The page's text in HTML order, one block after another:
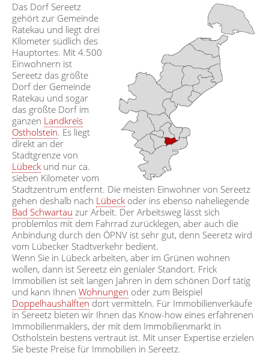
Das Dorf Sereetz
gehört zur Gemeinde
Ratekau und liegt drei
Kilometer südlich des
Hauptortes. Mit 4.500
Einwohnern ist
Sereetz das größte
Dorf der Gemeinde
Ratekau und sogar
das größte Dorf im
ganzen Landkreis
Ostholstein. Es liegt
direkt an der
Stadtgrenze von
Lübeck und nur ca.
sieben Kilometer vom
Stadtzentrum entfernt. Die meisten Einwohner von Sereetz
gehen deshalb nach Lübeck oder ins ebenso naheliegende
Bad Schwartau zur Arbeit. Der Arbeitsweg lässt sich
problemlos mit dem Fahrrad zurücklegen, aber auch die
Anbindung durch den ÖPNV ist sehr gut, denn Seeretz wird
vom Lübecker Stadtverkehr bedient.
Wenn Sie in Lübeck arbeiten, aber im Grünen wohnen
wollen, dann ist Sereetz ein genialer Standort. Frick
Immobilien ist seit langen Jahren in dem schönen Dorf tätig
und kann Ihnen Wohnungen oder zum Beispiel
Doppelhaushälften dort vermitteln. Für Immobilienverkäufe
in Sereetz bieten wir Ihnen das Know-how eines erfahrenen
Immobilienmaklers, der mit dem Immobilienmarkt in
Ostholstein bestens vertraut ist. Mit unser Expertise erzielen
Sie beste Preise für Immobilien in Sereetz.